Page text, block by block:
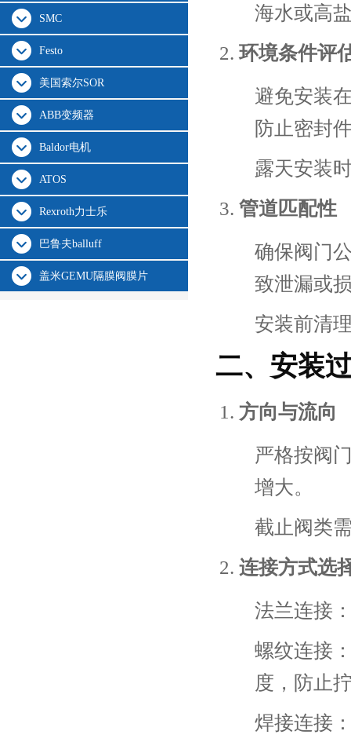
SMC
Festo
美国索尔SOR
ABB变频器
Baldor电机
ATOS
Rexroth力士乐
巴鲁夫balluff
盖米GEMU隔膜阀膜片
海水或高
环境条件评
避免安装
防止密封
露天安装
管道匹配性
确保阀门
致泄漏或
安装前清
二、安装
方向与流向
严格按阀
增大。
截止阀类
连接方式选
法兰连接
螺纹连接
度，防止
焊接连接